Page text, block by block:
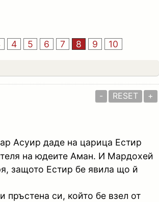
4 5 6 7 8 9 10
- RESET +
Асуир даде на царица Естир
на юдеите Аман. И Мардохей
защото Естир бе явила що й
пръстена си, който бе взел от